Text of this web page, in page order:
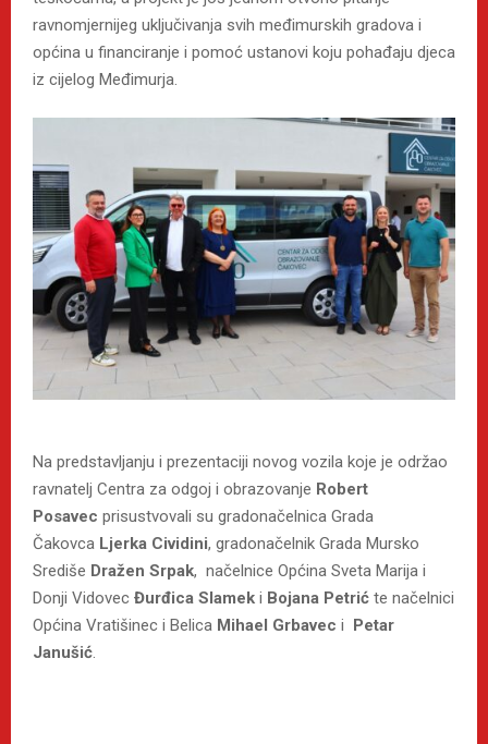
ravnomjernijeg uključivanja svih međimurskih gradova i
općina u financiranje i pomoć ustanovi koju pohađaju djeca
iz cijelog Međimurja.
Na predstavljanju i prezentaciji novog vozila koje je održao
ravnatelj Centra za odgoj i obrazovanje Robert
Posavec prisustvovali su gradonačelnica Grada
Čakovca Ljerka Cividini, gradonačelnik Grada Mursko
Središe Dražen Srpak, načelnice Općina Sveta Marija i
Donji Vidovec Đurđica Slamek i Bojana Petrić te načelnici
Općina Vratišinec i Belica Mihael Grbavec i Petar
Janušić.